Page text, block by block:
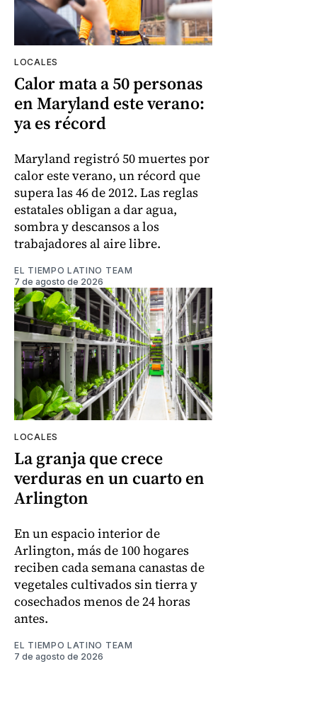
LOCALES
Calor mata a 50 personas
en Maryland este verano:
ya es récord
Maryland registró 50 muertes por
calor este verano, un récord que
supera las 46 de 2012. Las reglas
estatales obligan a dar agua,
sombra y descansos a los
trabajadores al aire libre.
EL TIEMPO LATINO TEAM
7 de agosto de 2026
LOCALES
La granja que crece
verduras en un cuarto en
Arlington
En un espacio interior de
Arlington, más de 100 hogares
reciben cada semana canastas de
vegetales cultivados sin tierra y
cosechados menos de 24 horas
antes.
EL TIEMPO LATINO TEAM
7 de agosto de 2026